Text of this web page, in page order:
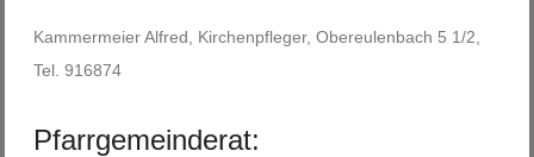
Kammermeier Alfred, Kirchenpfleger, Obereulenbach 5 1/2,
Tel. 916874
Pfarrgemeinderat: